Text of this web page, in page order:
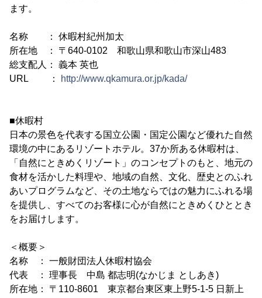
ます。
名称 ： 休暇村紀州加太
所在地 ： 〒640-0102 和歌山県和歌山市深山483
総支配人： 義本 英也
URL ：
http://www.qkamura.or.jp/kada/
■休暇村
日本の景色を代表する国立公園・国定公園など優れた自然
環境の中にあるリゾートホテル。37か所ある休暇村は、
「自然にときめくリゾート」のコンセプトのもと、地元の
食材を活かした料理や、地域の自然、文化、歴史とのふれ
あいプログラムなど、その土地ならではの魅力にふれる場
を提供し、すべてのお客様に心が自然にときめくひととき
をお届けします。
＜概要＞
名称 ： 一般財団法人休暇村協会
代表 ： 理事長 中島 都志明(なかじま としあき)
所在地： 〒110-8601 東京都台東区東上野5-1-5 日新上